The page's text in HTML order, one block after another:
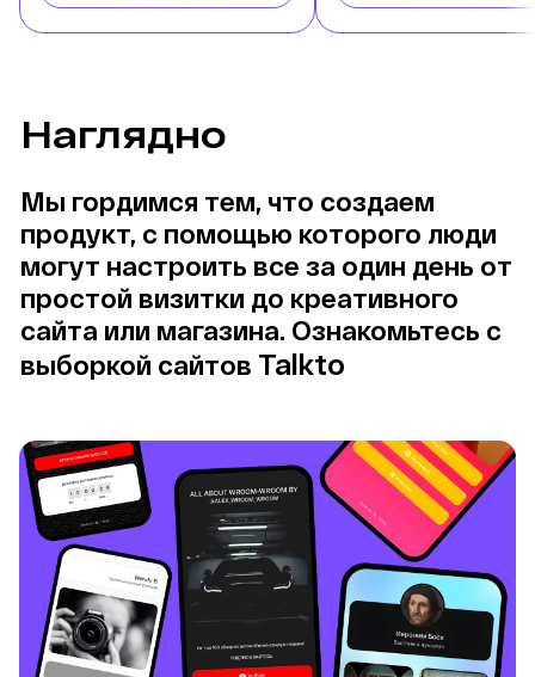
Наглядно
Мы гордимся тем, что создаем
продукт, с помощью которого люди
могут настроить все за один день от
простой визитки до креативного
сайта или магазина. Ознакомьтесь с
выборкой сайтов Talkto